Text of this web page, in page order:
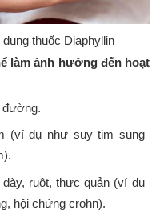
thuốc Diaphyllin
làm ảnh hưởng đến hoạt
đường.
(ví dụ như suy tim sung
ruột, thực quản (ví dụ
hội chứng crohn).